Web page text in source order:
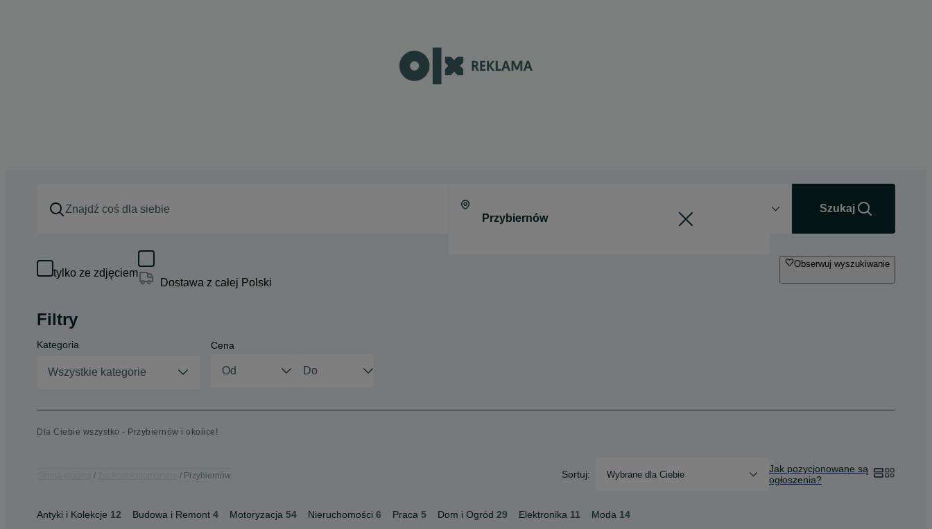
Szukaj
tylko ze zdjęciem
Dostawa z całej Polski
Obserwuj wyszukiwanie
Filtry
Kategoria
Wszystkie kategorie
Cena
Dla Ciebie wszystko - Przybiernów i okolice!
Przybiernów Sortuj: Wybrane dla Ciebie
Jak pozycjonowane są
ogłoszenia?
Antyki i Kolekcje 12 Budowa i Remont 4 Motoryzacja 54 Nieruchomości 6 Praca 5 Dom i Ogród 29 Elektronika 11 Moda 14